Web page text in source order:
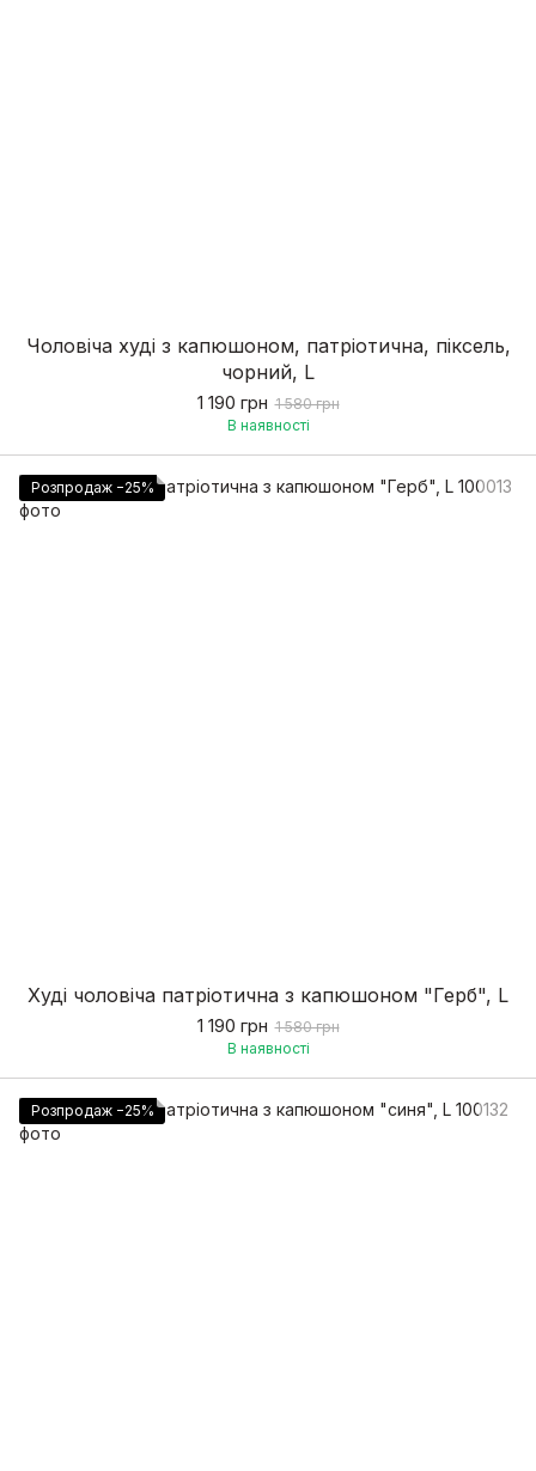
Чоловіча худі з капюшоном, патріотична, піксель,
чорний, L
1 190 грн 1 580 грн
В наявності
Розпродаж −25%
Худі чоловіча патріотична з капюшоном "Герб", L
1 190 грн 1 580 грн
В наявності
Розпродаж −25%